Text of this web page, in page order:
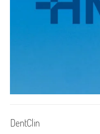
DentClin